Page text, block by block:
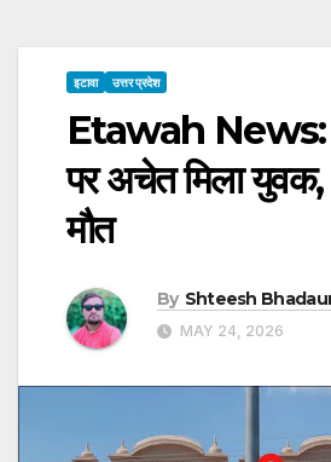
इटावा उत्तर प्रदेश
Etawah News:
पर अचेत मिला
माैत
By Shteesh
MAY 24, 2026